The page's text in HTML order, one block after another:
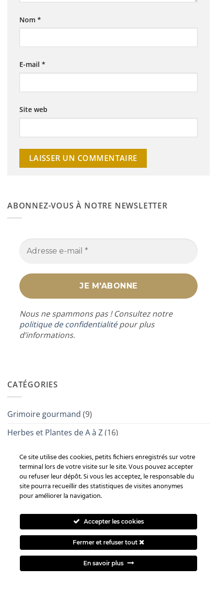
Nom *
E-mail *
Site web
ABONNEZ-VOUS À NOTRE NEWSLETTER
Nous ne spammons pas ! Consultez notre
politique de confidentialitépour plus
d’informations.
CATÉGORIES
Grimoire gourmand (9)
Herbes et Plantes de A à Z(16)
Mon atelier et moi(12)
Non classé(3)
Runes, Oracles et Tarots(14)
Besoin d'un renseignement ?
Ce site utilise des cookies, petits fichiers enregistrés sur votre
terminal lors de votre visite sur le site. Vous pouvez accepter
ou refuser leur dépôt. Si vous les acceptez, le responsable du
site pourra recueillir des statistiques de visites anonymes
pour améliorer la navigation.
Accepter les cookies
Fermer et refuser tout
En savoir plus